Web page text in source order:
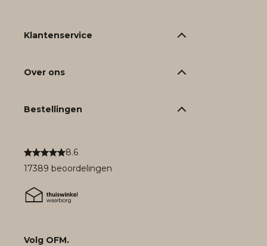
8.6
17389 beoordelingen
Volg OFM.
Klantenservice
Over ons
Bestellingen